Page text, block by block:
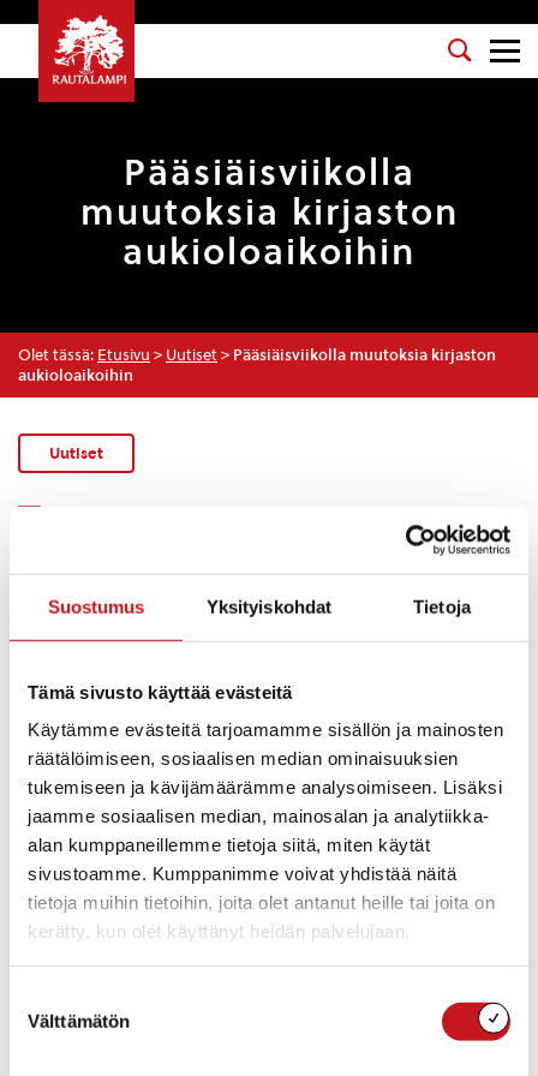
Suostumus Yksityiskohdat Tietoja
Tämä sivusto käyttää evästeitä
Käytämme evästeitä tarjoamamme sisällön ja mainosten
räätälöimiseen, sosiaalisen median ominaisuuksien
tukemiseen ja kävijämäärämme analysoimiseen. Lisäksi
jaamme sosiaalisen median, mainosalan ja analytiikka-
alan kumppaneillemme tietoja siitä, miten käytät
sivustoamme. Kumppanimme voivat yhdistää näitä
tietoja muihin tietoihin, joita olet antanut heille tai joita on
kerätty, kun olet käyttänyt heidän palvelujaan.
valinta
Välttämätön
Pääsiäisviikolla
muutoksia kirjaston
aukioloaikoihin
Olet tässä: Etusivu > Uutiset > Pääsiäisviikolla muutoksia kirjaston
aukioloaikoihin
Uutiset
Torstaina 6.4. asiakaspalvelu palvelee klo 10 – 15.
Iloista pääsiäistä!
Kysy lisää:
Rautalammin kirjasto
Rautalammin kirjasto
040 164 3000
rautalammin.kirjasto@rautalampi.fi
Yksikkö
Kirjasto
Rautalammin kunnankirjasto